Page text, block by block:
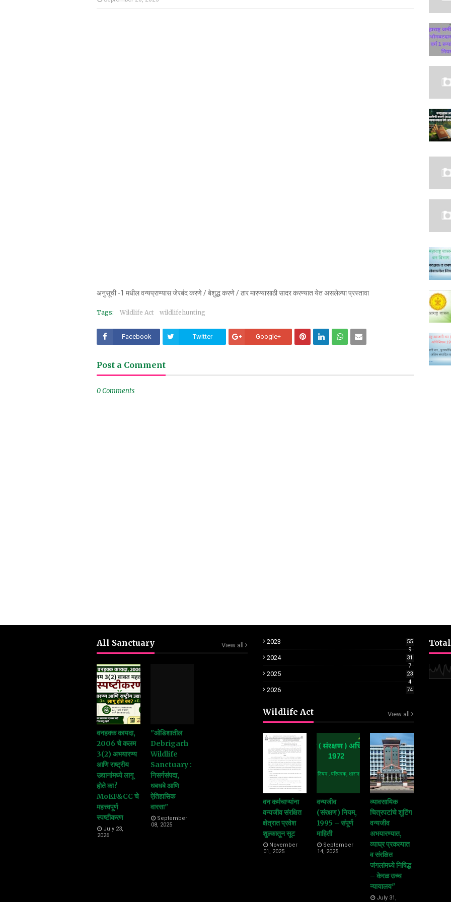
अनुसूची -1 मधील वन्यप्राण्यास जेरबंद करणे / बेशुद्ध करणे / ठार मारण्यासाठी सादर करण्यात येत असलेल्या प्रस्तावा
Tags: Wildlife Act wildlifehunting
Facebook Twitter Google+
Post a Comment
0 Comments
All Sanctuary View all
वनहक्क कायदा,
2006 चे कलम
3(2) अभयारण्य
आणि राष्ट्रीय
उद्यानांमध्ये लागू
होते का?
MoEF&CC चे
महत्त्वपूर्ण
स्पष्टीकरण
July 23,
2026
"ओडिशातील
Debrigarh
Wildlife
Sanctuary :
निसर्गसंपदा,
धबधबे आणि
ऐतिहासिक
वारसा"
September
08, 2025
2023
55
9
2024
31
7
2025
23
4
2026 74
Wildlife Act View all
वन कर्मचाऱ्यांना
वन्यजीव संरक्षित
क्षेत्रात प्रवेश
शुल्कातून सूट
November
01, 2025
वन्यजीव
(संरक्षण) नियम,
1995 – संपूर्ण
माहिती
September
14, 2025
व्यावसायिक
चित्रपटांचे शूटिंग
वन्यजीव
अभयारण्यात,
व्याघ्र प्रकल्पात
व संरक्षित
जंगलांमध्ये निषिद्ध
– केरळ उच्च
न्यायालय"
July 31,